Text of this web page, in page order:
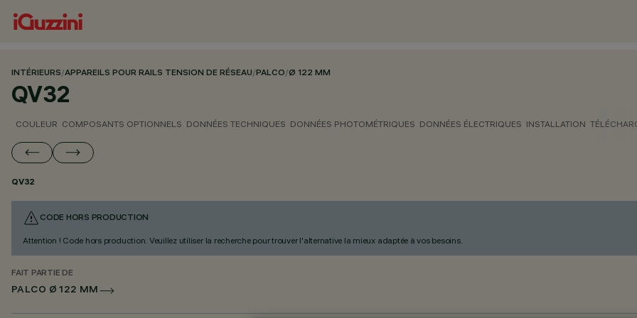
INTÉRIEURS/APPAREILS POUR RAILS TENSION DE RÉSEAU/PALCO/Ø 122 MM
QV32
COULEUR COMPOSANTS OPTIONNELS DONNÉES TECHNIQUES DONNÉES PHOTOMÉTRIQUES DONNÉES ÉLECTRIQUES INSTALLATION
QV32
CODE HORS PRODUCTION
Attention ! Code hors production. Veuillez utiliser la recherche pour trouver l'alternative la mieux adaptée à vos besoins.
FAIT PARTIE DE
PALCO Ø 122 MM